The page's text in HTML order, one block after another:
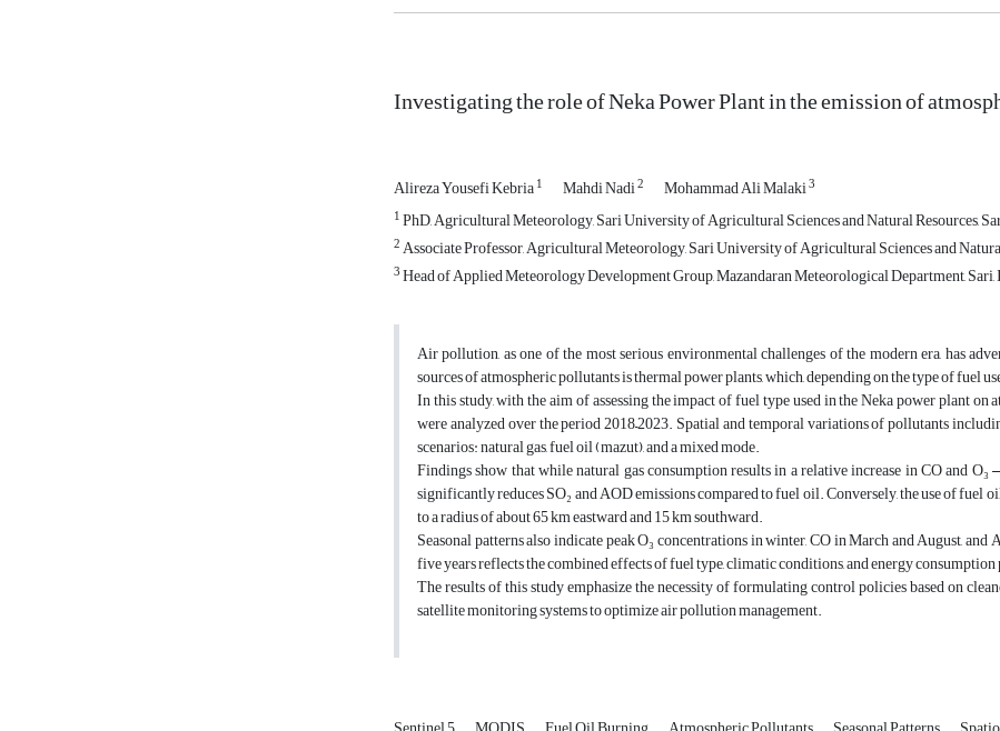
Investigating the role of Neka Power Plant in the emission of
Alireza Yousefi Kebria1 Mahdi Nadi2 Mohammad Ali Malaki3
1PhD, Agricultural Meteorology, Sari University of Agricultural Sciences and Natural Resources,
2Associate Professor, Agricultural Meteorology, Sari University of Agricultural Sciences and
3Head of Applied Meteorology Development Group, Mazandaran Meteorological Department,
Air pollution, as one of the most serious environmental challenges of the modern era, has
sources of atmospheric pollutants is thermal power plants, which, depending on the type of fuel
In this study, with the aim of assessing the impact of fuel type used in the Neka power plant
were analyzed over the period 2018–2023. Spatial and temporal variations of pollutants
scenarios: natural gas, fuel oil (mazut), and a mixed mode.
Findings show that while natural gas consumption results in a relative increase in CO and
significantly reduces SO₂ and AOD emissions compared to fuel oil. Conversely, the use of fuel
to a radius of about 65 km eastward and 15 km southward.
Seasonal patterns also indicate peak O₃ concentrations in winter, CO in March and August,
five years reflects the combined effects of fuel type, climatic conditions, and energy
The results of this study emphasize the necessity of formulating control policies based on
satellite monitoring systems to optimize air pollution management.